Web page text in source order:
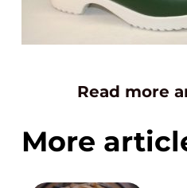
Read more
More